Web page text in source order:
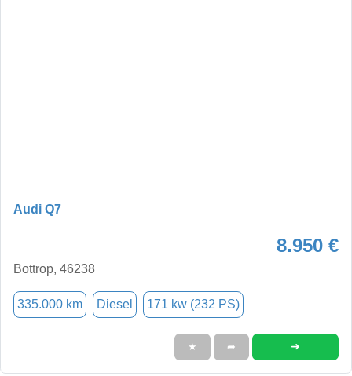
Audi Q7
8.950 €
Bottrop, 46238
335.000 km Diesel 171 kw (232 PS)
★ ➦ ➜